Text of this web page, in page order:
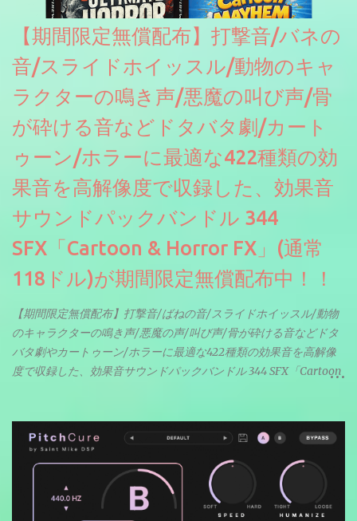
【期間限定無償配布】打撃音/バネの
音/スライドホイッスル/動物のキャ
ラクターの鳴き声/悪魔の叫び声/骨
が砕ける音などドタバタ劇/カート
ゥーン/ホラーに最適な422種類の効
果音を高解像度で収録した、効果音
サウンドパックバンドル 344
SFX「Cartoon & Horror FX」(通常
118ドル)が期間限定無償配布中！！
【期間限定無償配布】打撃音/ばねの音/スライドホイッスル/動物
のキャラクターの鳴き声/悪魔の声/叫び声/骨が砕ける音などドタ
バタ劇やカートゥーン/ホラーに最適な422種類の効果音を高解像
度で収録した、効果音サウンドパックバンドル 344 SFX「Cartoon